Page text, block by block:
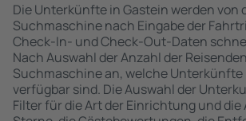
Die Unterkünfte in Gastein werden von
Suchmaschine nach Eingabe der
Check-In- und Check-Out-Daten
Nach Auswahl der Anzahl der
Suchmaschine an, welche Unterkünfte
verfügbar sind. Die Auswahl der
Filter für die Art der Einrichtung und die